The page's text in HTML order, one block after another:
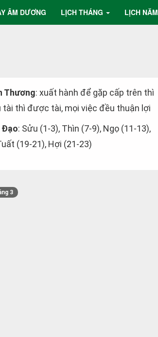
ÂM DƯƠNG LỊCH THÁNG LỊCH NĂM
Thương: xuất hành để gặp cấp trên thì
tài thì được tài, mọi việc đều thuận lợi
Đạo: Sửu (1-3), Thìn (7-9), Ngọ (11-13),
(19-21), Hợi (21-23)
3